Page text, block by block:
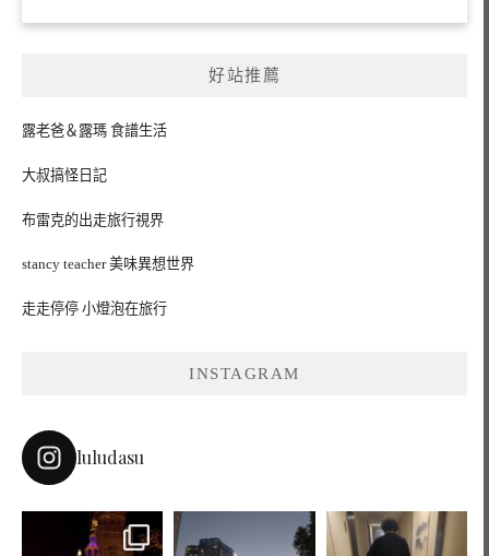
好站推薦
露老爸＆露瑪 食譜生活
大叔搞怪日記
布雷克的出走旅行視界
stancy teacher 美味異想世界
走走停停 小燈泡在旅行
INSTAGRAM
luludasu